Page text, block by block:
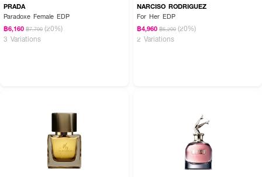
PRADA
Paradoxe Female EDP
฿6,160 ฿7,700 (20%)
3 Variations
NARCISO RODRIGUEZ
For Her EDP
฿4,960 ฿6,200 (20%)
2 Variations